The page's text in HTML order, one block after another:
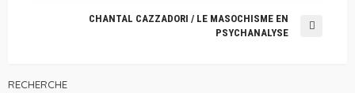
CHANTAL CAZZADORI / LE MASOCHISME EN
PSYCHANALYSE
RECHERCHE